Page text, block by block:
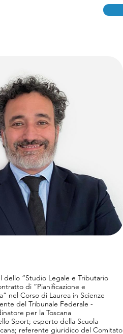
dello “Studio Legale e Tributario
di ”Pianificazione e
nel Corso di Laurea in Scienze
del Tribunale Federale -
Sport; esperto della Scuola
referente giuridico del Comitato